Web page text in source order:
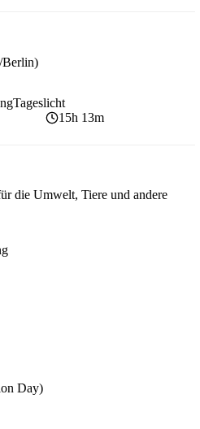
Berlin)
Tageslicht
15h 13m
die Umwelt, Tiere und andere
Day)